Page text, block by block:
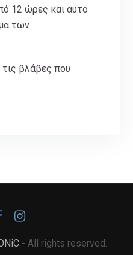
12 ώρες και αυτό
των
βλάβες που
- All rights reserved.